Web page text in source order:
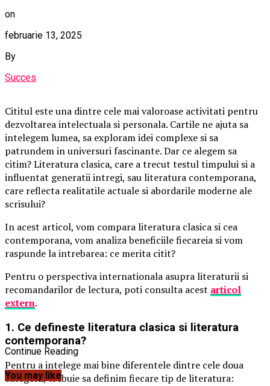
on
februarie 13, 2025
By
Succes
Cititul este una dintre cele mai valoroase activitati pentru
dezvoltarea intelectuala si personala. Cartile ne ajuta sa
intelegem lumea, sa exploram idei complexe si sa
patrundem in universuri fascinante. Dar ce alegem sa
citim? Literatura clasica, care a trecut testul timpului si a
influentat generatii intregi, sau literatura contemporana,
care reflecta realitatile actuale si abordarile moderne ale
scrisului?
In acest articol, vom compara literatura clasica si cea
contemporana, vom analiza beneficiile fiecareia si vom
raspunde la intrebarea: ce merita citit?
Pentru o perspectiva internationala asupra literaturii si
recomandarilor de lectura, poti consulta acest articol
extern.
1. Ce defineste literatura clasica si literatura
contemporana?
Pentru a intelege mai bine diferentele dintre cele doua
categorii, trebuie sa definim fiecare tip de literatura:
Continue Reading
You may like